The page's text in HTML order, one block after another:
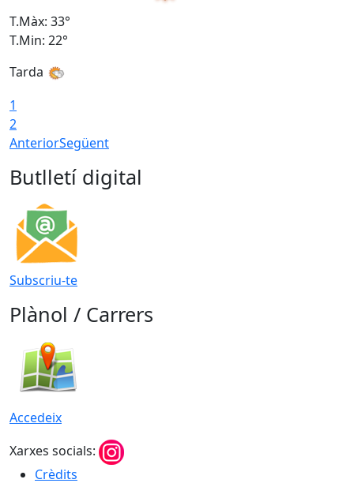
T.Màx: 33°
T.Min: 22°
Tarda
1
2
AnteriorSegüent
Butlletí digital
Subscriu-te
Plànol / Carrers
Accedeix
Xarxes socials:
Crèdits